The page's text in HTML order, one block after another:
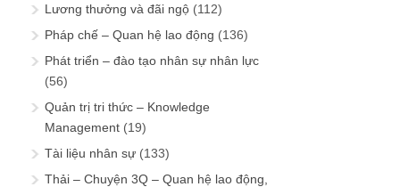
Lương thưởng và đãi ngộ (112)
Pháp chế – Quan hệ lao động (136)
Phát triển – đào tạo nhân sự nhân lực
(56)
Quản trị tri thức – Knowledge
Management (19)
Tài liệu nhân sự (133)
Thải – Chuyện 3Q – Quan hệ lao động,